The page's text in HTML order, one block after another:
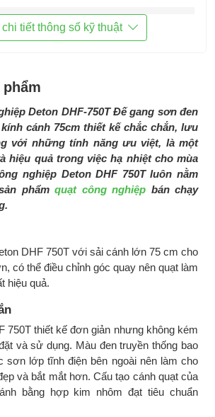
Deton DHF-750T Đế gang sơn đen
cánh 75cm thiết kế chắc chắn, lưu
với những tính năng ưu việt, là một
hiệu quả trong việc hạ nhiệt cho mùa
nghiệp Deton DHF 750T luôn nằm
phẩmquạt công nghiệp bán chạy
DHF 750T với sải cánh lớn 75 cm cho
có thể điều chỉnh góc quay nên quạt làm
hiệu quả.
750T thiết kế đơn giản nhưng không kém
và sử dụng. Màu đen truyền thống bao
sơn lớp tĩnh điện bên ngoài nên làm cho
và bắt mắt hơn. Cấu tạo cánh quạt của
bằng hợp kim nhôm đạt tiêu chuẩn
HDSD,
Trung Quốc
3 năm cho motor
chi tiết thông số kỹ thuật